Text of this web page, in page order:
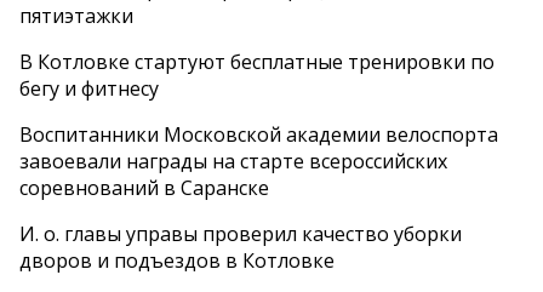
пятиэтажки
В Котловке стартуют бесплатные тренировки по
бегу и фитнесу
Воспитанники Московской академии велоспорта
завоевали награды на старте всероссийских
соревнований в Саранске
И. о. главы управы проверил качество уборки
дворов и подъездов в Котловке